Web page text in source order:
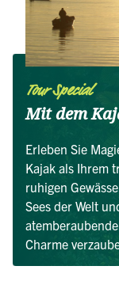
Tour Special
Mit dem
Erleben Sie
Kajak als Ihrem
ruhigen
Sees der Welt
Charme